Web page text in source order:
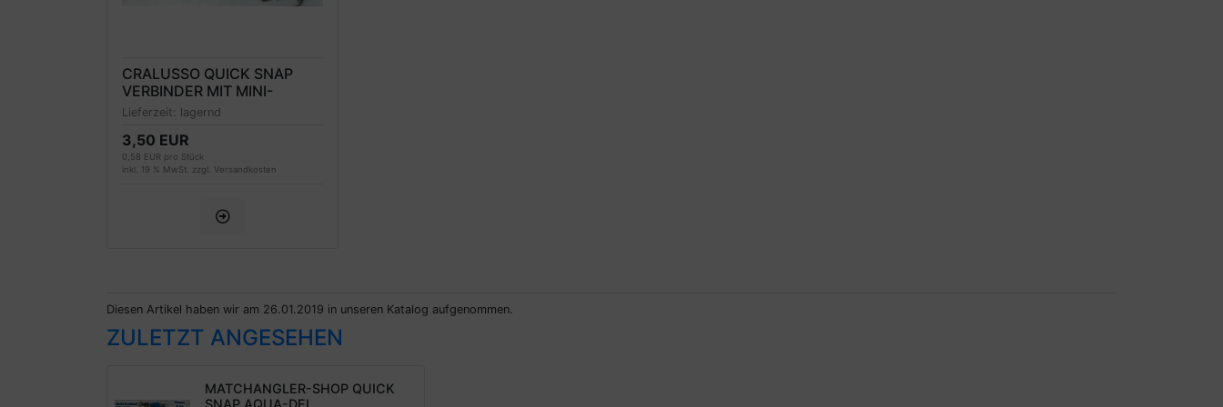
CRALUSSO QUICK SNAP
VERBINDER MIT MINI-
WIRBEL - 6 STÜCK
Lieferzeit: lagernd
3,50 EUR
0,58 EUR pro Stück
inkl. 19 % MwSt. zzgl. Versandkosten
Diesen Artikel haben wir am 26.01.2019 in unseren Katalog aufgenommen.
ZULETZT ANGESEHEN
MATCHANGLER-SHOP QUICK
SNAP AQUA-DEL